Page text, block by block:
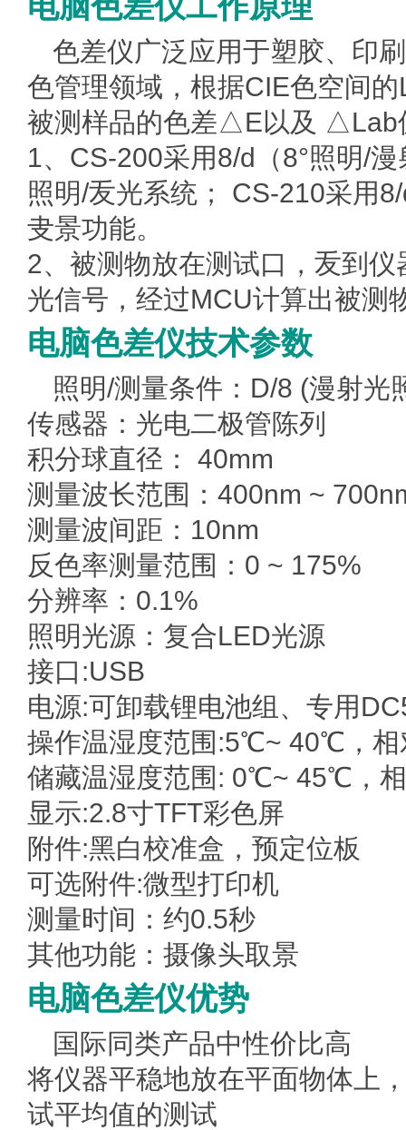
色差仪广泛应用于塑胶、印
色管理领域，根据CIE色空间
被测样品的色差△E以及 △Lab
1、CS-200采用8/d（8°照明/
照明/叐光系统； CS-210采用
叏景功能。
2、被测物放在测试口，叐到
光信号，经过MCU计算出被测
电脑色差仪技术参数
照明/测量条件：D/8 (漫射光
传感器：光电二极管陈列
积分球直径： 40mm
测量波长范围：400nm ~
测量波间距：10nm
反色率测量范围：0 ~ 175%
分辨率：0.1%
照明光源：复合LED光源
接口:USB
电源:可卸载锂电池组、专用
操作温湿度范围:5℃~ 40℃，
储藏温湿度范围: 0℃~ 45℃，
显示:2.8寸TFT彩色屏
附件:黑白校准盒，预定位板
可选附件:微型打印机
测量时间：约0.5秒
其他功能：摄像头取景
电脑色差仪优势
国际同类产品中性价比高
将仪器平稳地放在平面物体上
试平均值的测试